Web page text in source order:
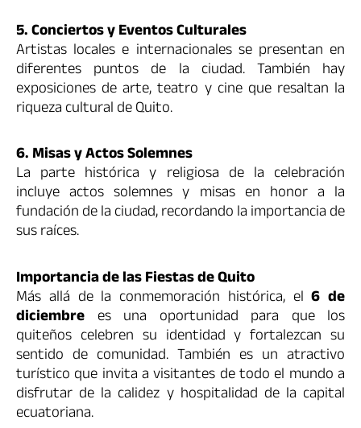
5. Conciertos y Eventos Culturales
Artistas locales e internacionales se presentan en
diferentes puntos de la ciudad. También hay
exposiciones de arte, teatro y cine que resaltan la
riqueza cultural de Quito.
6. Misas y Actos Solemnes
La parte histórica y religiosa de la celebración
incluye actos solemnes y misas en honor a la
fundación de la ciudad, recordando la importancia de
sus raíces.
Importancia de las Fiestas de Quito
Más allá de la conmemoración histórica, el6 de
diciembre es una oportunidad para que los
quiteños celebren su identidad y fortalezcan su
sentido de comunidad. También es un atractivo
turístico que invita a visitantes de todo el mundo a
disfrutar de la calidez y hospitalidad de la capital
ecuatoriana.